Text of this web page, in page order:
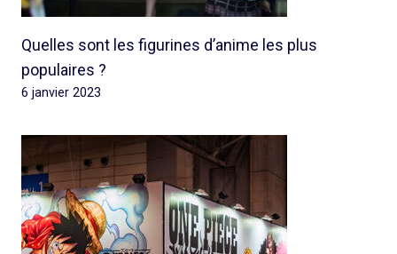
Quelles sont les figurines d’anime les plus
populaires ?
6 janvier 2023